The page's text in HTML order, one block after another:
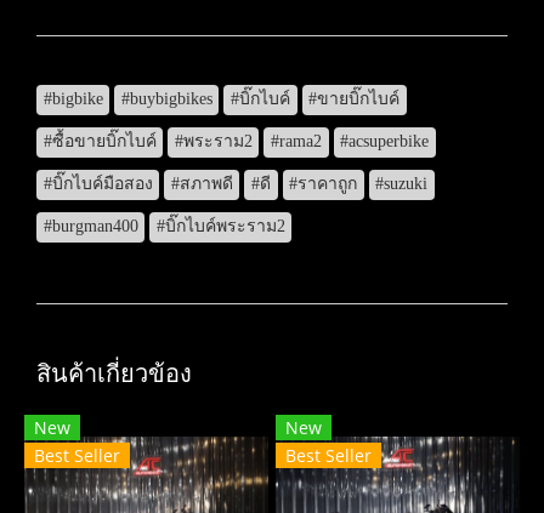
#bigbike #buybigbikes #บิ๊กไบค์ #ขายบิ๊กไบค์
#ซื้อขายบิ๊กไบค์ #พระราม2 #rama2 #acsuperbike
#บิ๊กไบค์มือสอง #สภาพดี #ดี #ราคาถูก #suzuki
#burgman400 #บิ๊กไบค์พระราม2
สินค้าเกี่ยวข้อง
New
Best Seller
New
Best Seller